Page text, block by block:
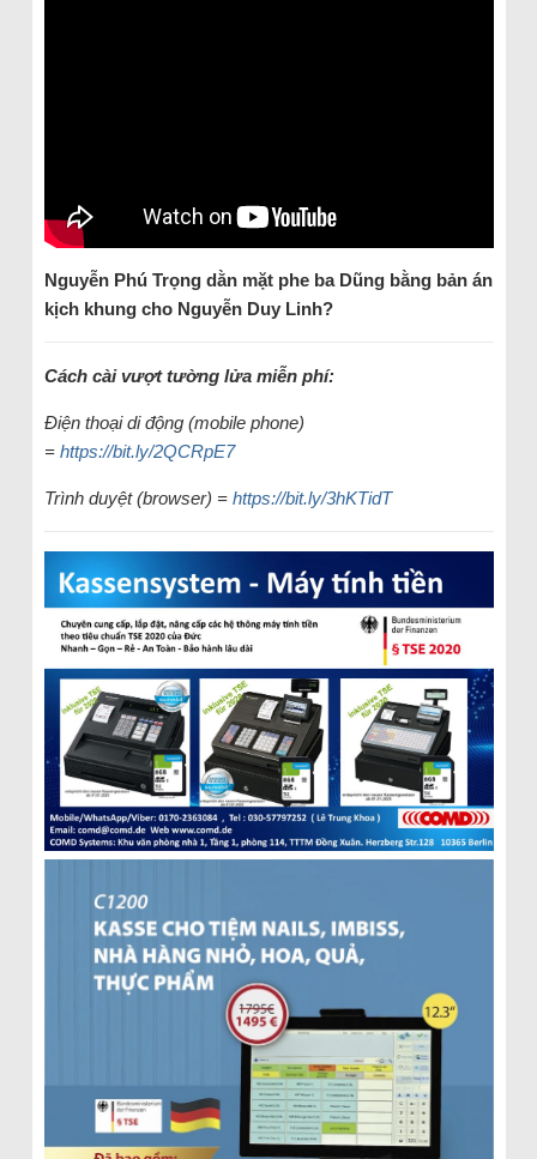
Nguyễn Phú Trọng dằn mặt phe ba Dũng bằng bản án
kịch khung cho Nguyễn Duy Linh?
Cách cài vượt tường lửa miễn phí:
Điện thoại di động (mobile phone)
= https://bit.ly/2QCRpE7
Trình duyệt (browser) = https://bit.ly/3hKTidT